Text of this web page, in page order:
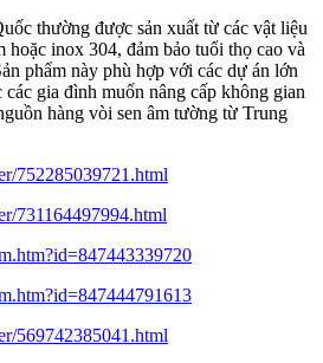
thường được sản xuất từ các vật liệu
hoặc inox 304, đảm bảo tuổi thọ cao và
phẩm này phù hợp với các dự án lớn
các gia đình muốn nâng cấp không gian
hàng vòi sen âm tường từ Trung
752285039721.html
731164497994.html
569742385041.html